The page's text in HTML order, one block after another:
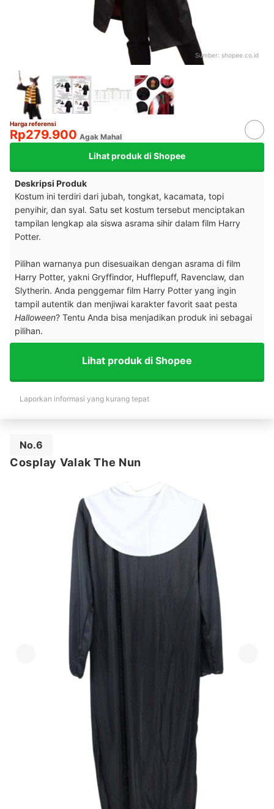
Sumber: shopee.co.id
Harga referensi
Rp279.900 Agak Mahal
Lihat produk di Shopee
Deskripsi Produk
Kostum ini terdiri dari jubah, tongkat, kacamata, topi
penyihir, dan syal. Satu set kostum tersebut menciptakan
tampilan lengkap ala siswa asrama sihir dalam film Harry
Potter.
Pilihan warnanya pun disesuaikan dengan asrama di film
Harry Potter, yakni Gryffindor, Hufflepuff, Ravenclaw, dan
Slytherin. Anda penggemar film Harry Potter yang ingin
tampil autentik dan menjiwai karakter favorit saat pesta
Halloween? Tentu Anda bisa menjadikan produk ini sebagai
pilihan.
Lihat produk di Shopee
Laporkan informasi yang kurang tepat
No.6
Cosplay Valak The Nun